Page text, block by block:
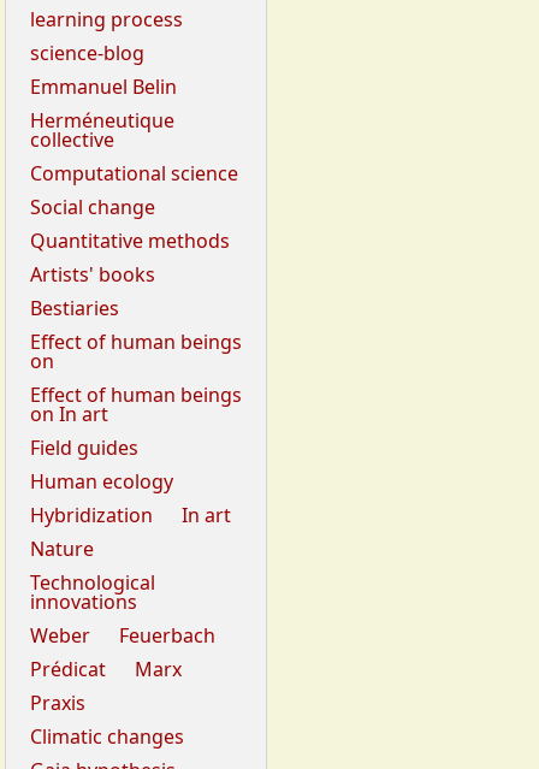
learning process
science-blog
Emmanuel Belin
Herméneutique
collective
Computational science
Social change
Quantitative methods
Artists' books
Bestiaries
Effect of human beings
on
Effect of human beings
on In art
Field guides
Human ecology
Hybridization
In art
Nature
Technological
innovations
Weber
Feuerbach
Prédicat
Marx
Praxis
Climatic changes